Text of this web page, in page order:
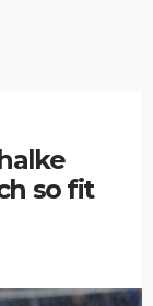
so fit